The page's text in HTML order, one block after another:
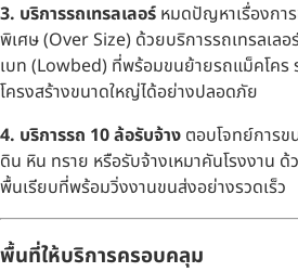
3. บริการรถเทรลเลอร์ หมดปัญหาเรื่องกา
พิเศษ (Over Size) ด้วยบริการรถเทรลเล
เบท (Lowbed) ที่พร้อมขนย้ายรถแม็คโคร
โครงสร้างขนาดใหญ่ได้อย่างปลอดภัย
4. บริการรถ 10 ล้อรับจ้าง ตอบโจทย์การข
ดิน หิน ทราย หรือรับจ้างเหมาคันโรงงาน ด้
พื้นเรียบที่พร้อมวิ่งงานขนส่งอย่างรวดเร็ว
พื้นที่ให้บริการครอบคลุม